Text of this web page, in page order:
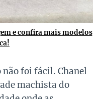
e confira mais modelos
não foi fácil. Chanel
machista do